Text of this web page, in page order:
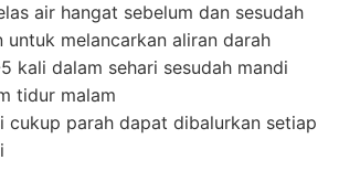
air hangat sebelum dan sesudah
untuk melancarkan aliran darah
kali dalam sehari sesudah mandi
tidur malam
cukup parah dapat dibalurkan setiap